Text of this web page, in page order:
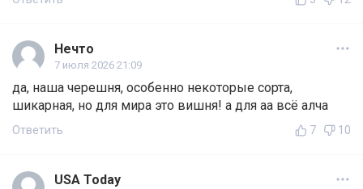
Нечто
7 июля 2026 21:09
да, наша черешня, особенно некоторые сорта,
шикарная, но для мира это вишня! а для аа всё алча
Ответить 7 10
USA Today